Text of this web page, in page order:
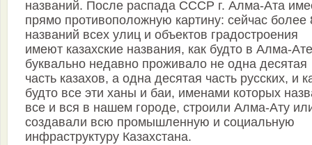
названий. После распада СССР г. Алма-Ата
прямо противоположную картину: сейчас более
названий всех улиц и объектов градостроения
имеют казахские названия, как будто в Алма-Ате
буквально недавно проживало не одна десятая
часть казахов, а одна десятая часть русских, и
будто все эти ханы и баи, именами которых
все и вся в нашем городе, строили Алма-Ату
создавали всю промышленную и социальную
инфраструктуру Казахстана.